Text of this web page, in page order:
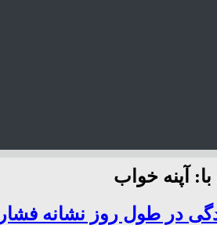
آپنه خواب
در طول روز نشانه